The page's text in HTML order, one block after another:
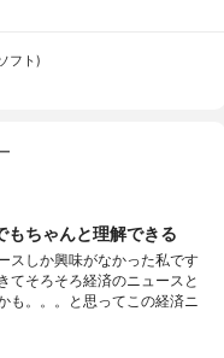
フト)
もちゃんと理解できる
スしか興味がなかった私です
てそろそろ経済のニュースと
も。。。と思ってこの経済ニ